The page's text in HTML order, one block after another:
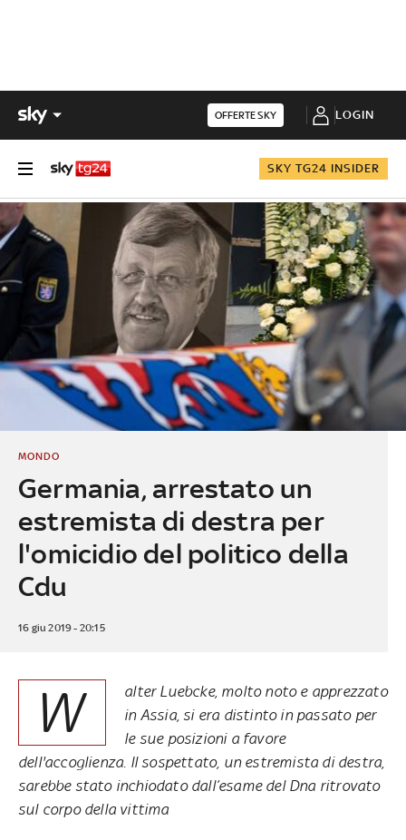
OFFERTE SKY LOGIN
SKY TG24 INSIDER
Germania, arrestato un
estremista di destra per
l'omicidio del politico della
Cdu
MONDO
16 giu 2019 - 20:15
W
alter Luebcke, molto noto e apprezzato
in Assia, si era distinto in passato per
le sue posizioni a favore
dell'accoglienza. Il sospettato, un estremista di destra,
sarebbe stato inchiodato dall’esame del Dna ritrovato
sul corpo della vittima